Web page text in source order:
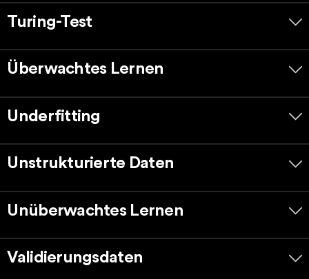
Turing-Test
Überwachtes Lernen
Underfitting
Unstrukturierte Daten
Unüberwachtes Lernen
Validierungsdaten